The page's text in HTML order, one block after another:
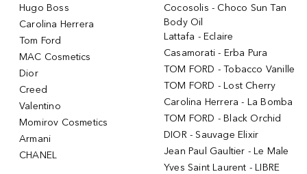
Hugo Boss
Carolina Herrera
Tom Ford
MAC Cosmetics
Dior
Creed
Valentino
Momirov Cosmetics
Armani
CHANEL
Cocosolis - Choco Sun Tan
Body Oil
Lattafa - Eclaire
Casamorati - Erba Pura
TOM FORD - Tobacco Vanille
TOM FORD - Lost Cherry
Carolina Herrera - La Bomba
TOM FORD - Black Orchid
DIOR - Sauvage Elixir
Jean Paul Gaultier - Le Male
Yves Saint Laurent - LIBRE